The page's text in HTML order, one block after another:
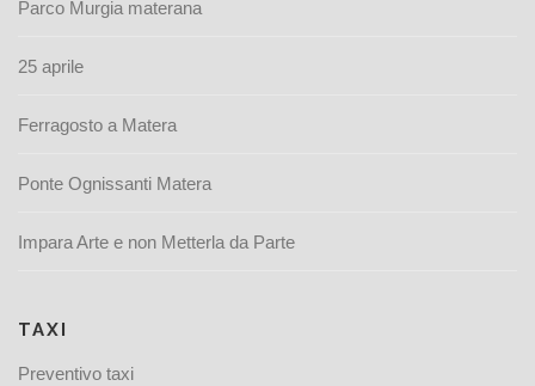
Parco Murgia materana
25 aprile
Ferragosto a Matera
Ponte Ognissanti Matera
Impara Arte e non Metterla da Parte
TAXI
Preventivo taxi